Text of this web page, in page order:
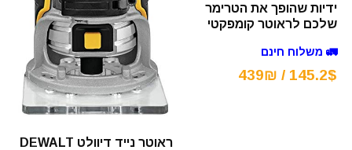
ידיות שהופך את הטרימר
שלכם לראוטר קומפקטי
🚛 משלוח חינם
145.2$ / 439₪
ראוטר נייד דיוולט DEWALT